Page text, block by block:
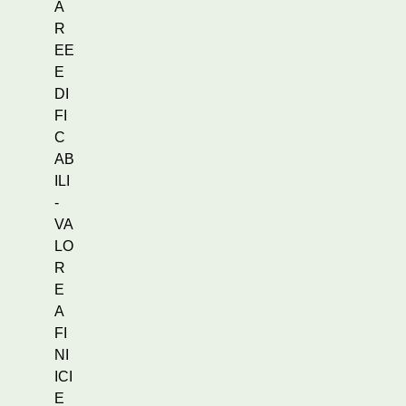
A
R
EE
E
DI
FI
C
AB
ILI
-
VA
LO
R
E
A
FI
NI
ICI
E